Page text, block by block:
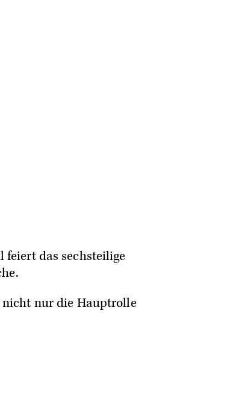
feiert das sechsteilige
nicht nur die Hauptrolle